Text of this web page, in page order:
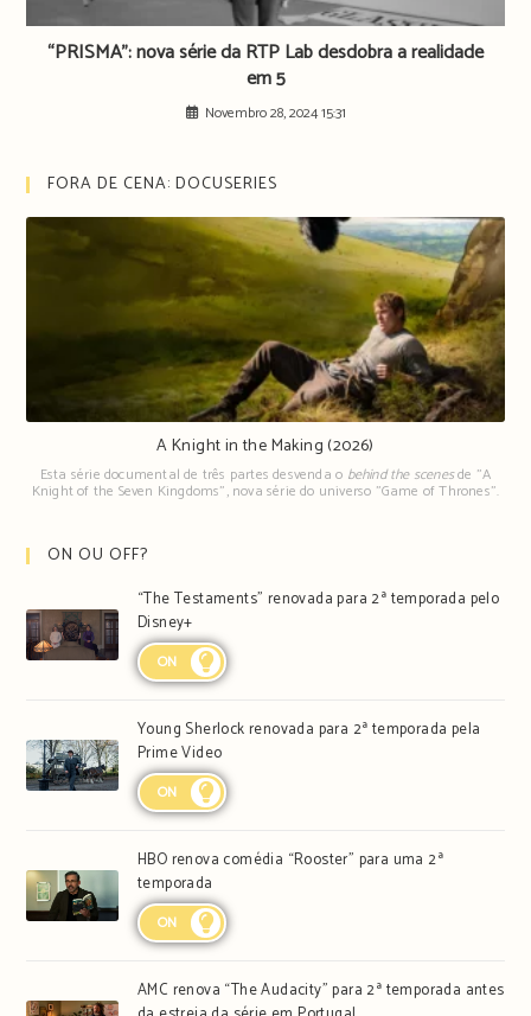
“PRISMA”: nova série da RTP Lab desdobra a realidade
em 5
Novembro 28, 2024 15:31
FORA DE CENA: DOCUSERIES
A Knight in the Making (2026)
Esta série documental de três partes desvenda o behind the scenesde "A
Knight of the Seven Kingdoms", nova série do universo "Game of Thrones".
ON OU OFF?
“The Testaments” renovada para 2ª temporada pelo
Disney+
ON
Young Sherlock renovada para 2ª temporada pela
Prime Video
ON
HBO renova comédia “Rooster” para uma 2ª
temporada
ON
AMC renova “The Audacity” para 2ª temporada antes